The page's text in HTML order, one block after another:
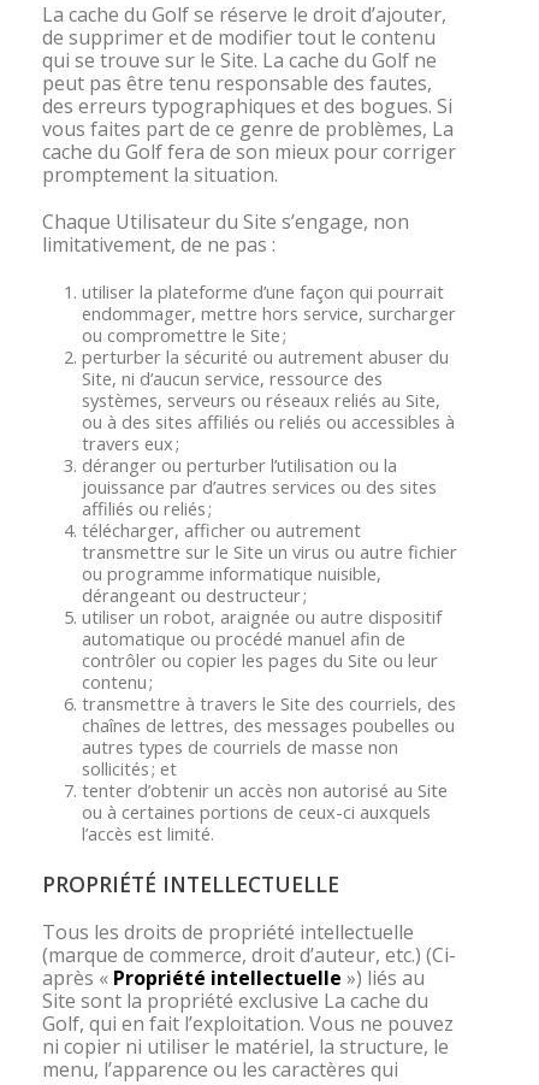
La cache du Golf se réserve le droit d’ajouter,
de supprimer et de modifier tout le contenu
qui se trouve sur le Site. La cache du Golf ne
peut pas être tenu responsable des fautes,
des erreurs typographiques et des bogues. Si
vous faites part de ce genre de problèmes, La
cache du Golf fera de son mieux pour corriger
promptement la situation.
Chaque Utilisateur du Site s’engage, non
limitativement, de ne pas :
utiliser la plateforme d’une façon qui pourrait
endommager, mettre hors service, surcharger
ou compromettre le Site ;
perturber la sécurité ou autrement abuser du
Site, ni d’aucun service, ressource des
systèmes, serveurs ou réseaux reliés au Site,
ou à des sites affiliés ou reliés ou accessibles à
travers eux ;
déranger ou perturber l’utilisation ou la
jouissance par d’autres services ou des sites
affiliés ou reliés ;
télécharger, afficher ou autrement
transmettre sur le Site un virus ou autre fichier
ou programme informatique nuisible,
dérangeant ou destructeur ;
utiliser un robot, araignée ou autre dispositif
automatique ou procédé manuel afin de
contrôler ou copier les pages du Site ou leur
contenu ;
transmettre à travers le Site des courriels, des
chaînes de lettres, des messages poubelles ou
autres types de courriels de masse non
sollicités ; et
tenter d’obtenir un accès non autorisé au Site
ou à certaines portions de ceux-ci auxquels
l’accès est limité.
PROPRIÉTÉ INTELLECTUELLE
Tous les droits de propriété intellectuelle
(marque de commerce, droit d’auteur, etc.) (Ci-
après « Propriété intellectuelle ») liés au
Site sont la propriété exclusive La cache du
Golf, qui en fait l’exploitation. Vous ne pouvez
ni copier ni utiliser le matériel, la structure, le
menu, l’apparence ou les caractères qui